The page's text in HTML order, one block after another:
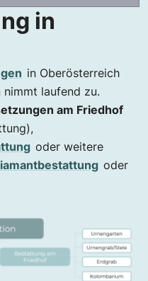
in
in Oberösterreich
laufend zu.
am Friedhof
oder weitere
oder